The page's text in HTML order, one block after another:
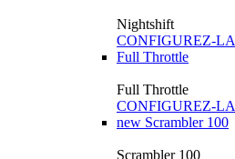
Nightshift
CONFIGUREZ-LA
Full Throttle
Full Throttle
CONFIGUREZ-LA
new Scrambler 100
Scrambler 100